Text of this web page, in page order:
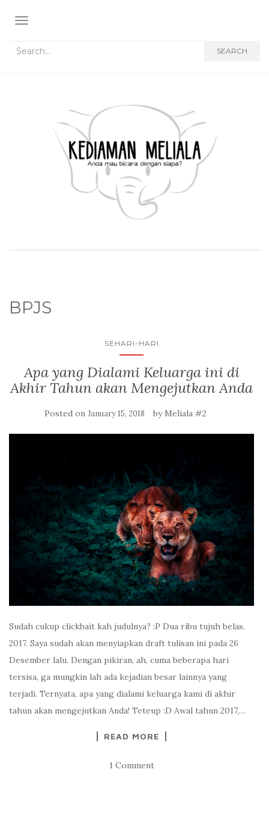
TOGGLE NAVIGATION
Search for: SEARCH
BPJS
SEHARI-HARI
Apa yang Dialami Keluarga ini di
Akhir Tahun akan Mengejutkan Anda
Posted on January 15, 2018 byMeliala #2
Sudah cukup clickbait kah judulnya? :P Dua ribu tujuh belas.
2017. Saya sudah akan menyiapkan draft tulisan ini pada 26
Desember lalu. Dengan pikiran, ah, cuma beberapa hari
tersisa, ga mungkin lah ada kejadian besar lainnya yang
terjadi. Ternyata, apa yang dialami keluarga kami di akhir
tahun akan mengejutkan Anda! Teteup :D Awal tahun 2017,…
READ MORE
1 Comment